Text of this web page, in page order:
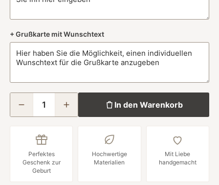
+ Grußkarte mit Wunschtext
In den Warenkorb
Perfektes
Geschenk zur
Geburt
Hochwertige
Materialien
Mit Liebe
handgemacht